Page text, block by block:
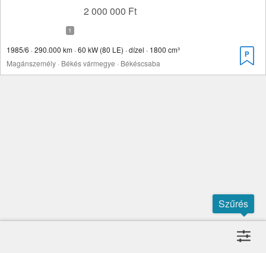
2 000 000 Ft
1985/6 · 290.000 km · 60 kW (80 LE) · dízel · 1800 cm³
Magánszemély · Békés vármegye · Békéscsaba
Szűrés